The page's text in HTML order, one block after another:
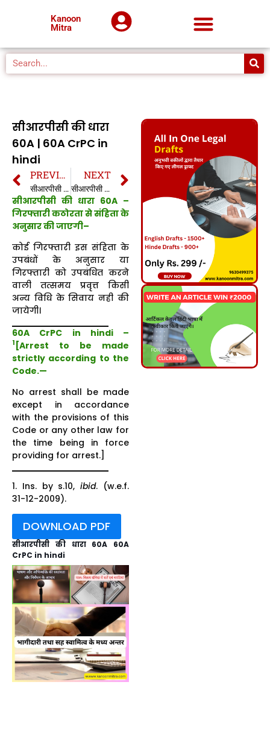
Kanoon
Mitra
सीआरपीसी की धारा
60A | 60A CrPC in
hindi
PREVIOUS
सीआरपीसी की धारा 60 | 60 CrPC in hindi
NEXT
सीआरपीसी की धारा 61 | 61 CrPC in hindi
सीआरपीसी की धारा 60A –
गिरफ्तारी कठोरता से संहिता के
अनुसार की जाएगी–
कोई गिरफ्तारी इस संहिता के
उपबंधों के अनुसार या
गिरफ्तारी को उपबंधित करने
वाली तत्समय प्रवृत्त किसी
अन्य विधि के सिवाय नही की
जायेगी।
60A CrPC in hindi –
1 [Arrest to be made
strictly according to the
Code.—
No arrest shall be made
except in accordance
with the provisions of this
Code or any other law for
the time being in force
providing for arrest.]
1. Ins. by s.10,ibid. (w.e.f.
31-12-2009).
DOWNLOAD PDF
सीआरपीसी की धारा 60A 60A
CrPC in hindi